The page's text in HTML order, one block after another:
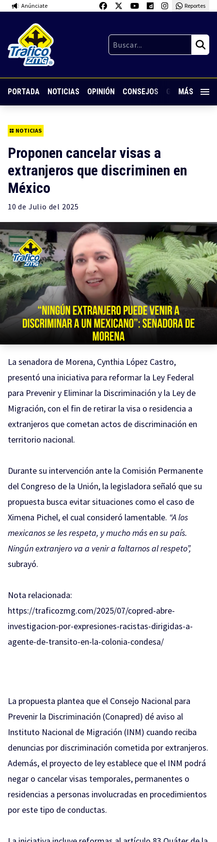
Anúnciate Reportes
PORTADA NOTICIAS OPINIÓN CONSEJOS GUARDIA
MÁS
NOTICIAS
Proponen cancelar visas a
extranjeros que discriminen en
México
10 de Julio del 2025
La senadora de Morena, Cynthia López Castro,
presentó una iniciativa para reformar la Ley Federal
para Prevenir y Eliminar la Discriminación y la Ley de
Migración, con el fin de retirar la visa o residencia a
extranjeros que cometan actos de discriminación en
territorio nacional.
Durante su intervención ante la Comisión Permanente
del Congreso de la Unión, la legisladora señaló que su
propuesta busca evitar situaciones como el caso de
Ximena Pichel, el cual consideró lamentable. “A los
mexicanos se les respeta, y mucho más en su país.
Ningún extranjero va a venir a faltarnos al respeto”,
subrayó.
Nota relacionada:
https://traficozmg.com/2025/07/copred-abre-
investigacion-por-expresiones-racistas-dirigidas-a-
agente-de-transito-en-la-colonia-condesa/
La propuesta plantea que el Consejo Nacional para
Prevenir la Discriminación (Conapred) dé aviso al
Instituto Nacional de Migración (INM) cuando reciba
denuncias por discriminación cometida por extranjeros.
Además, el proyecto de ley establece que el INM podrá
negar o cancelar visas temporales, permanentes o
residencias a personas involucradas en procedimientos
por este tipo de conductas.